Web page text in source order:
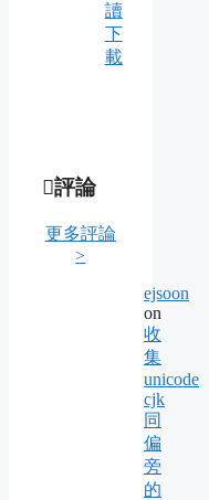
讀
下
載
評論
更多評論
>
ejsoon
on
收
集
unicode
cjk
同
偏
旁
的